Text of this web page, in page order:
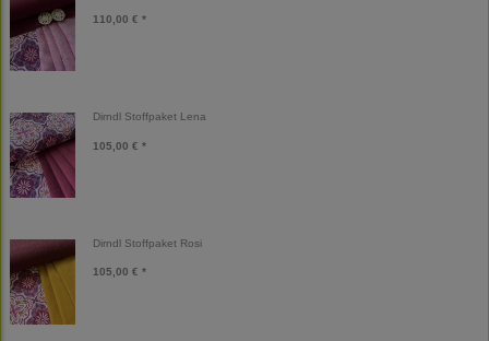
110,00 € *
Dirndl Stoffpaket Lena
105,00 € *
Dirndl Stoffpaket Rosi
105,00 € *